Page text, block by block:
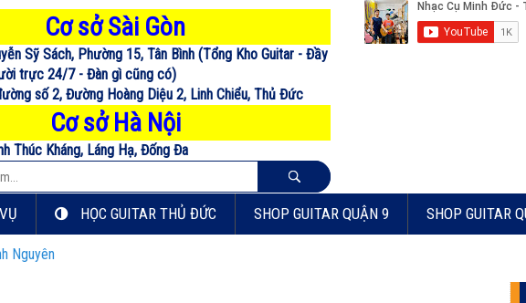
Cơ sở Sài Gòn
Sỹ Sách, Phường 15, Tân Bình (Tổng Kho Guitar - Đầy
trực 24/7 - Đàn gì cũng có)
số 2, Đường Hoàng Diệu 2, Linh Chiểu, Thủ Đức
Cơ sở Hà Nội
Thúc Kháng, Láng Hạ, Đống Đa
HỌC GUITAR THỦ ĐỨC SHOP GUITAR QUẬN 9 SHOP GUITAR
Nguyên